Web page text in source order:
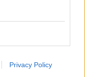
Privacy Policy